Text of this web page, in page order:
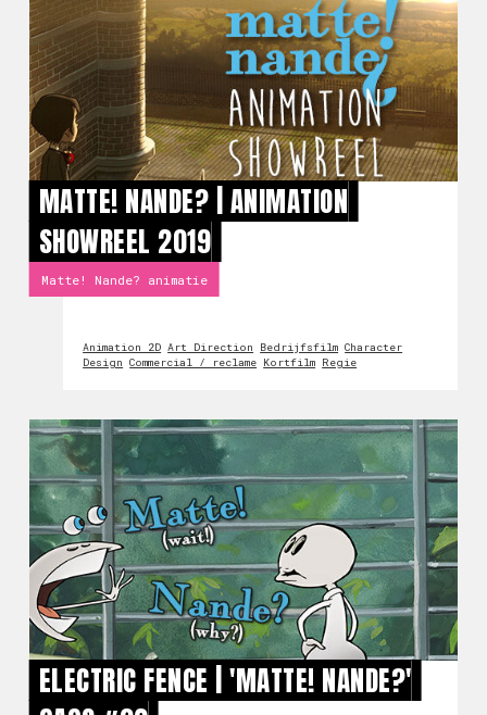
MATTE! NANDE? | ANIMATION
SHOWREEL 2019
Matte! Nande? animatie
Animation 2D Art Direction Bedrijfsfilm Character
Design Commercial / reclame Kortfilm Regie
ELECTRIC FENCE | 'MATTE! NANDE?'